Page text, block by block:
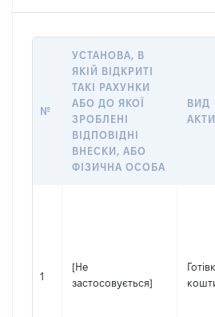
№
УСТАНОВА, В
ЯКІЙ ВІДКРИТІ
ТАКІ РАХУНКИ
АБО ДО ЯКОЇ
ЗРОБЛЕНІ
ВІДПОВІДНІ
ВНЕСКИ, АБО
ФІЗИЧНА ОСОБА
ВИД
1
[Не
застосовується]